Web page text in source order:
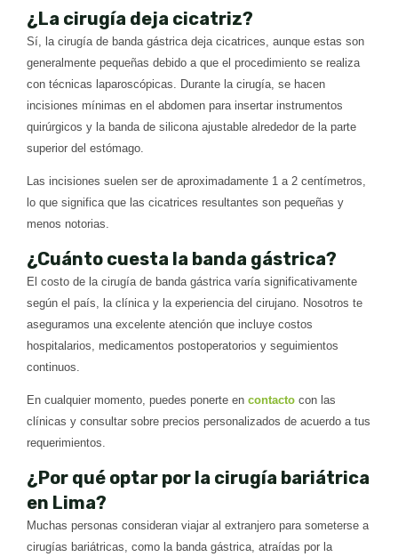
¿La cirugía deja cicatriz?
Sí, la cirugía de banda gástrica deja cicatrices, aunque estas son
generalmente pequeñas debido a que el procedimiento se realiza
con técnicas laparoscópicas. Durante la cirugía, se hacen
incisiones mínimas en el abdomen para insertar instrumentos
quirúrgicos y la banda de silicona ajustable alrededor de la parte
superior del estómago.
Las incisiones suelen ser de aproximadamente 1 a 2 centímetros,
lo que significa que las cicatrices resultantes son pequeñas y
menos notorias.
¿Cuánto cuesta la banda gástrica?
El costo de la cirugía de banda gástrica varía significativamente
según el país, la clínica y la experiencia del cirujano. Nosotros te
aseguramos una excelente atención que incluye costos
hospitalarios, medicamentos postoperatorios y seguimientos
continuos.
En cualquier momento, puedes ponerte en contacto con las
clínicas y consultar sobre precios personalizados de acuerdo a tus
requerimientos.
¿Por qué optar por la cirugía bariátrica
en Lima?
Muchas personas consideran viajar al extranjero para someterse a
cirugías bariátricas, como la banda gástrica, atraídas por la